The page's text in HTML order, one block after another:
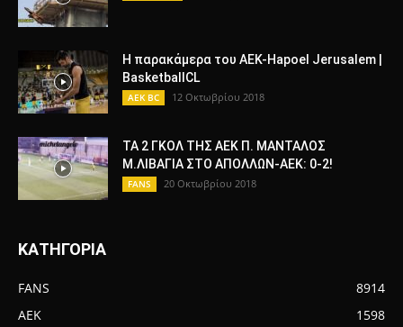
Η παρακάμερα του ΑΕΚ-Hapoel Jerusalem |
BasketballCL
AEK BC 12 Οκτωβρίου 2018
ΤΑ 2 ΓΚΟΛ ΤΗΣ ΑΕΚ Π. ΜΑΝΤΑΛΟΣ
Μ.ΛΙΒΑΓΙΑ ΣΤΟ ΑΠΟΛΛΩΝ-ΑΕΚ: 0-2!
FANS 20 Οκτωβρίου 2018
ΚΑΤΗΓΟΡΙΑ
FANS
8914
AEK
1598